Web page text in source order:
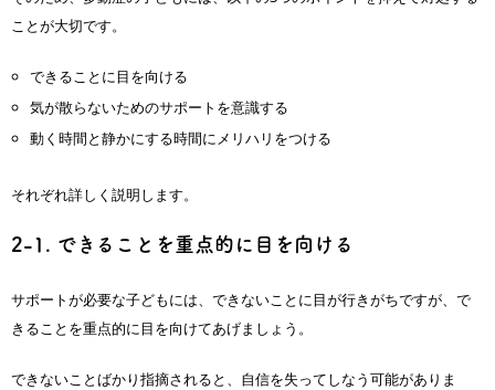
ことが大切です。
できることに目を向ける
気が散らないためのサポートを意識する
動く時間と静かにする時間にメリハリをつける
それぞれ詳しく説明します。
2-1. できることを重点的に目を向ける
サポートが必要な子どもには、できないことに目が行きがちですが、で
きることを重点的に目を向けてあげましょう。
できないことばかり指摘されると、自信を失ってしなう可能がありま